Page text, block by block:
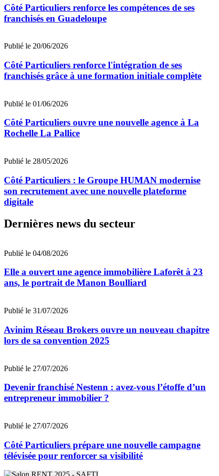
Côté Particuliers renforce les compétences de ses
franchisés en Guadeloupe
Publié le 20/06/2026
Côté Particuliers renforce l'intégration de ses
franchisés grâce à une formation initiale complète
Publié le 01/06/2026
Côté Particuliers ouvre une nouvelle agence à La
Rochelle La Pallice
Publié le 28/05/2026
Côté Particuliers : le Groupe HUMAN modernise
son recrutement avec une nouvelle plateforme
digitale
Dernières news du secteur
Publié le 04/08/2026
Elle a ouvert une agence immobilière Laforêt à 23
ans, le portrait de Manon Boulliard
Publié le 31/07/2026
Avinim Réseau Brokers ouvre un nouveau chapitre
lors de sa convention 2025
Publié le 27/07/2026
Devenir franchisé Nestenn : avez-vous l’étoffe d’un
entrepreneur immobilier ?
Publié le 27/07/2026
Côté Particuliers prépare une nouvelle campagne
télévisée pour renforcer sa visibilité